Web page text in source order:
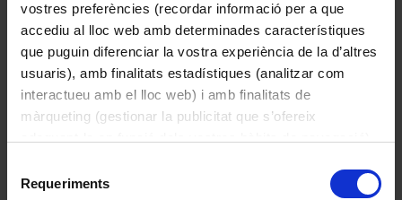
vostres preferències (recordar informació per a que
accediu al lloc web amb determinades característiques
que puguin diferenciar la vostra experiència de la d’altres
usuaris), amb finalitats estadístiques (analitzar com
interactueu amb el lloc web) i amb finalitats de
màrqueting (gestionar la publicitat que s’ofereix
consultar laPolítica de galetes del lloc web de la
Requeriments